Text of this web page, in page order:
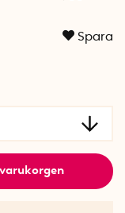
Spara